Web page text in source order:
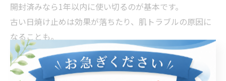
開封済みなら1年以内に使い切るのが基本です。
古い日焼け止めは効果が落ちたり、肌トラブルの原因に
なることも。
毎日のちょっとした心がけが、将来のお肌の健康を守り